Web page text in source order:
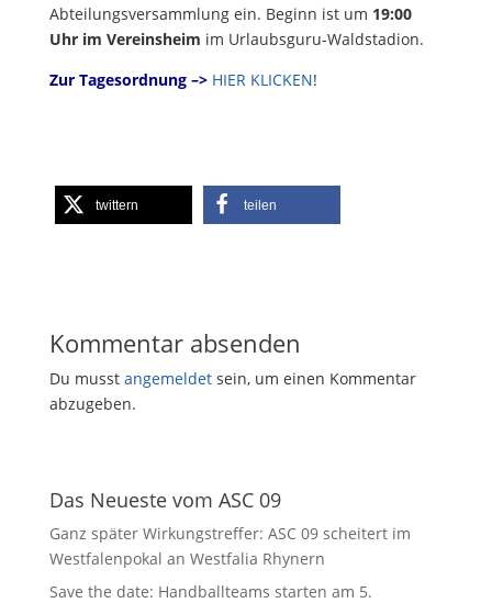
Abteilungsversammlung ein. Beginn ist um 19:00
Uhr im Vereinsheim im Urlaubsguru-Waldstadion.
Zur Tagesordnung –> HIER KLICKEN!
twittern teilen
Kommentar absenden
Du musst angemeldetsein, um einen Kommentar
abzugeben.
Das Neueste vom ASC 09
Ganz später Wirkungstreffer: ASC 09 scheitert im
Westfalenpokal an Westfalia Rhynern
Save the date: Handballteams starten am 5.